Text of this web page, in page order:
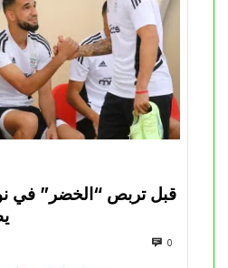
قبل تربص “الخضر” في
0